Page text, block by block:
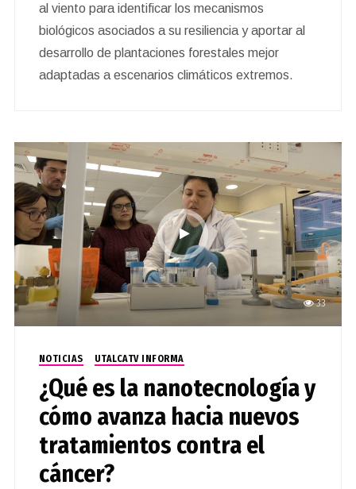
al viento para identificar los mecanismos
biológicos asociados a su resiliencia y aportar al
desarrollo de plantaciones forestales mejor
adaptadas a escenarios climáticos extremos.
33
NOTICIAS UTALCATV INFORMA
¿Qué es la nanotecnología y
cómo avanza hacia nuevos
tratamientos contra el
cáncer?